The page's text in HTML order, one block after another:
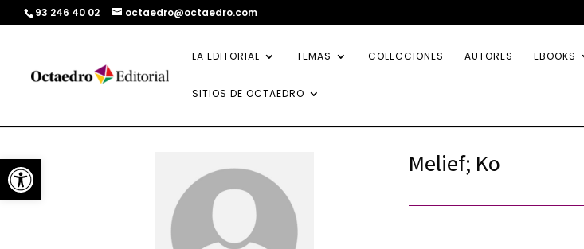
Abrir barra de herramientas
93 246 40 02 octaedro@octaedro.com
LA EDITORIAL TEMAS COLECCIONES AUTORES EBOOKS
SITIOS DE OCTAEDRO
Melief; Ko